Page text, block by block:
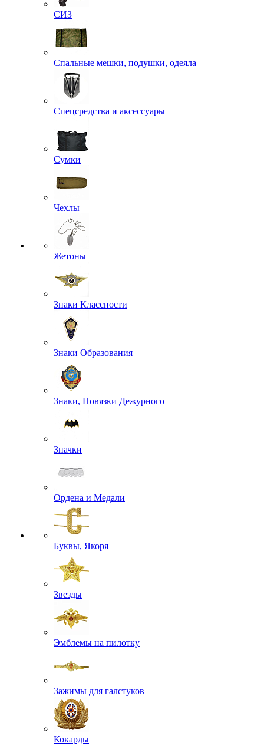
СИЗ
Спальные мешки, подушки, одеяла
Спецсредства и аксессуары
Сумки
Чехлы
Жетоны
Знаки Классности
Знаки Образования
Знаки, Повязки Дежурного
Значки
Ордена и Медали
Буквы, Якоря
Звезды
Эмблемы на пилотку
Зажимы для галстуков
Кокарды